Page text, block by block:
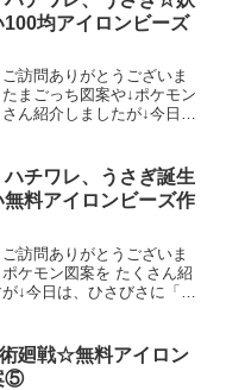
均アイロンビーズ
訪問ありがとうございま
まごっち図案や↓ポケモン
ん紹介しましたが↓今日
ように使うのもオススメ
…さりげ...
チワレ、うさぎ誕生
無料アイロンビーズ作
訪問ありがとうございま
ケモン図案を たくさん紹
↓今日は、ひさびさに「ち
です。ということで…ち
日に登...
廻戦☆無料アイロン
⑤